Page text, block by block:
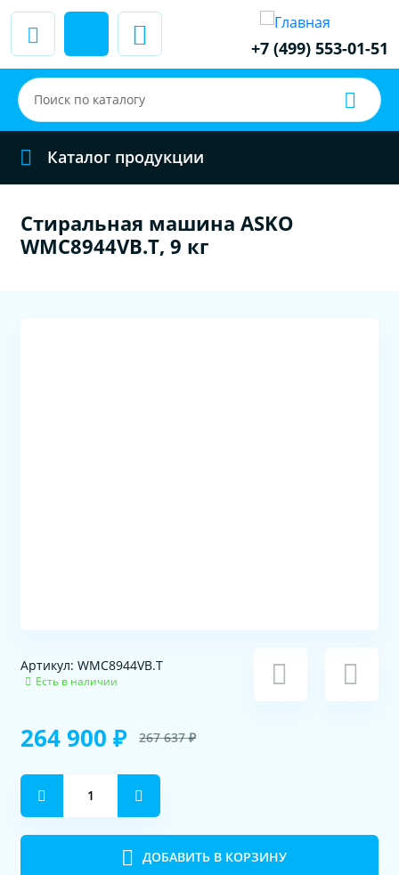
+7 (499) 553-01-51
Каталог продукции
Стиральная машина ASKO
WMC8944VB.T, 9 кг
Артикул: WMC8944VB.T
Есть в наличии
264 900 ₽ 267 637 ₽
ДОБАВИТЬ В КОРЗИНУ